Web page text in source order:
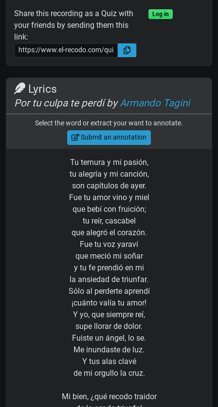
Share this recording as a Quiz with
your friends by sending them this
link:
Log in
Lyrics
Por tu culpa te perdí byArmando Tagini
Select the word or extract your want to annotate.
Submit an annotation
Tu ternura y mi pasión,
tu alegría y mi canción,
son capítulos de ayer.
Fue tu amor vino y miel
que bebí con fruición;
tu reír, cascabel
que alegró el corazón.
Fue tu voz yaraví
que meció mi soñar
y tu fe prendió en mi
la ansiedad de triunfar.
Sólo al perderte aprendí
¡cuánto valía tu amor!
Y yo, que siempre reí,
supe llorar de dolor.
Fuiste un ángel, lo se.
Me inundaste de luz.
Y tus alas clavé
de mi orgullo la cruz.
Mi bien, ¿qué recodo traidor